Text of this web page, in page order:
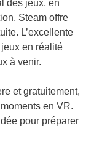
des jeux, en
Steam offre
L’excellente
en réalité
à venir.
et gratuitement,
en VR.
pour préparer